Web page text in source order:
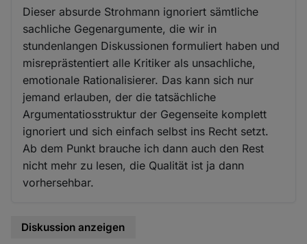
Dieser absurde Strohmann ignoriert sämtliche
sachliche Gegenargumente, die wir in
stundenlangen Diskussionen formuliert haben und
misreprästentiert alle Kritiker als unsachliche,
emotionale Rationalisierer. Das kann sich nur
jemand erlauben, der die tatsächliche
Argumentatiosstruktur der Gegenseite komplett
ignoriert und sich einfach selbst ins Recht setzt.
Ab dem Punkt brauche ich dann auch den Rest
nicht mehr zu lesen, die Qualität ist ja dann
vorhersehbar.
Diskussion anzeigen